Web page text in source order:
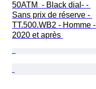
50ATM  - Black dial- -
Sans prix de réserve -
TT.500.WB2 - Homme -
2020 et après